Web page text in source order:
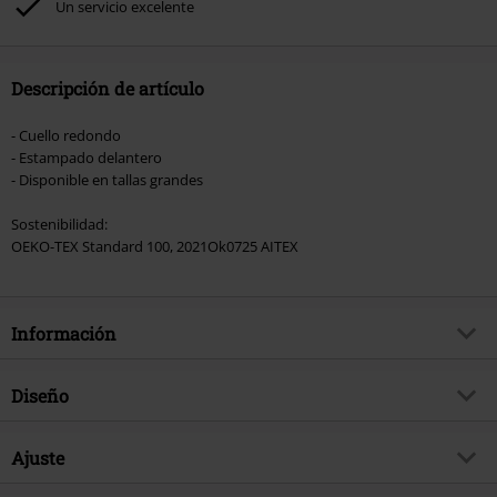
Hosen, Metality, Funko Pop!, vales regalo y artículos que incluyan una
Un servicio excelente
Descripción de artículo
- Cuello redondo
- Estampado delantero
- Disponible en tallas grandes
Sostenibilidad:
OEKO-TEX Standard 100, 2021Ok0725 AITEX
Información
Artículo no.
Brand
Diseño
Tipo de producto
Ajuste